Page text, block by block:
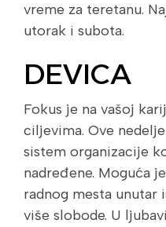
vreme za teretanu.
utorak i subota.
DEVICA
Fokus je na vašoj
ciljevima. Ove
sistem organizacije
nadređene. Moguća
radnog mesta unutar
više slobode. U